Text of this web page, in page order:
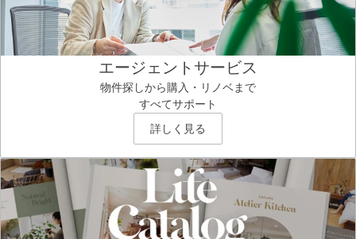
エージェントサービス
物件探しから購入・リノベまで
すべてサポート
詳しく見る